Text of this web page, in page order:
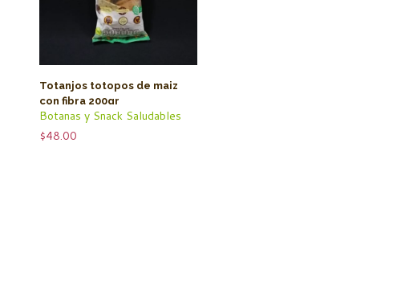
Totanjos totopos de maiz
con fibra 200gr
Botanas y Snack Saludables
$48.00